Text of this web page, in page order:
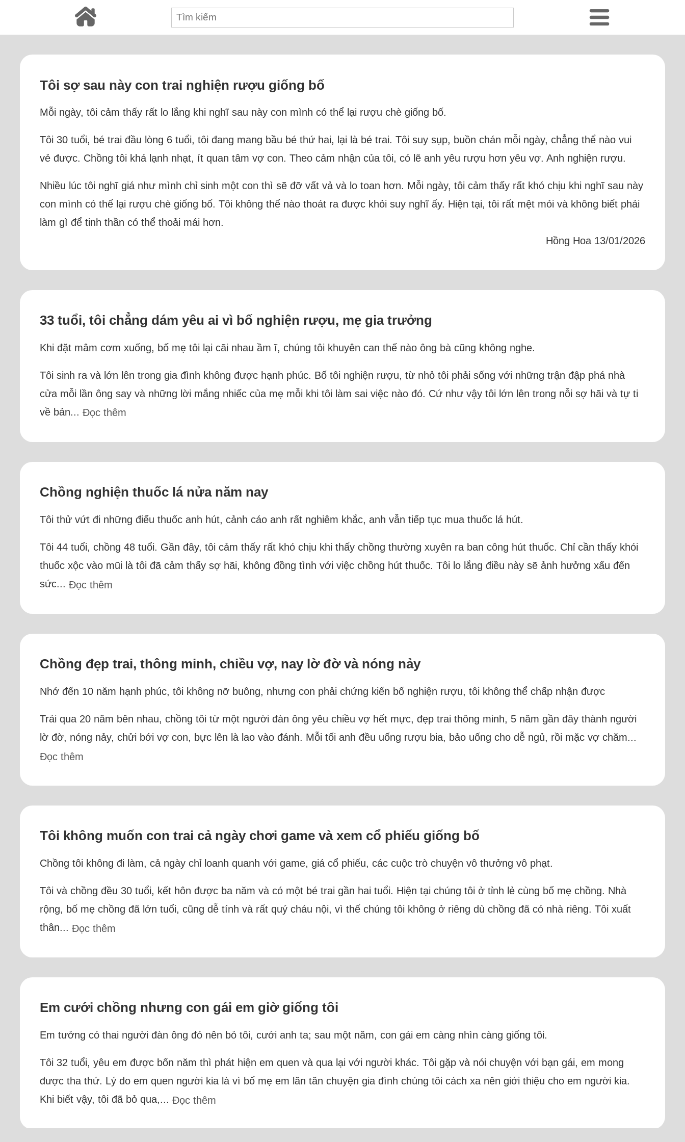
Tôi sợ sau này con trai nghiện rượu giống bố
Mỗi ngày, tôi cảm thấy rất lo lắng khi nghĩ sau này con mình có thể lại rượu chè giống bố.
Tôi 30 tuổi, bé trai đầu lòng 6 tuổi, tôi đang mang bầu bé thứ hai, lại là bé trai. Tôi suy sụp, buồn chán mỗi ngày, chẳng thể nào vui
vẻ được. Chồng tôi khá lạnh nhạt, ít quan tâm vợ con. Theo cảm nhận của tôi, có lẽ anh yêu rượu hơn yêu vợ. Anh nghiện rượu.
Nhiều lúc tôi nghĩ giá như mình chỉ sinh một con thì sẽ đỡ vất vả và lo toan hơn. Mỗi ngày, tôi cảm thấy rất khó chịu khi nghĩ sau này
con mình có thể lại rượu chè giống bố. Tôi không thể nào thoát ra được khỏi suy nghĩ ấy. Hiện tại, tôi rất mệt mỏi và không biết phải
làm gì để tinh thần có thể thoải mái hơn.
Hồng Hoa 13/01/2026
33 tuổi, tôi chẳng dám yêu ai vì bố nghiện rượu, mẹ gia trưởng
Khi đặt mâm cơm xuống, bố mẹ tôi lại cãi nhau ầm ĩ, chúng tôi khuyên can thế nào ông bà cũng không nghe.
Tôi sinh ra và lớn lên trong gia đình không được hạnh phúc. Bố tôi nghiện rượu, từ nhỏ tôi phải sống với những trận đập phá nhà
cửa mỗi lần ông say và những lời mắng nhiếc của mẹ mỗi khi tôi làm sai việc nào đó. Cứ như vậy tôi lớn lên trong nỗi sợ hãi và tự ti
về bản...Đọc thêm
Chồng nghiện thuốc lá nửa năm nay
Tôi thử vứt đi những điếu thuốc anh hút, cảnh cáo anh rất nghiêm khắc, anh vẫn tiếp tục mua thuốc lá hút.
Tôi 44 tuổi, chồng 48 tuổi. Gần đây, tôi cảm thấy rất khó chịu khi thấy chồng thường xuyên ra ban công hút thuốc. Chỉ cần thấy khói
thuốc xộc vào mũi là tôi đã cảm thấy sợ hãi, không đồng tình với việc chồng hút thuốc. Tôi lo lắng điều này sẽ ảnh hưởng xấu đến
sức...Đọc thêm
Chồng đẹp trai, thông minh, chiều vợ, nay lờ đờ và nóng nảy
Nhớ đến 10 năm hạnh phúc, tôi không nỡ buông, nhưng con phải chứng kiến bố nghiện rượu, tôi không thể chấp nhận được
Trải qua 20 năm bên nhau, chồng tôi từ một người đàn ông yêu chiều vợ hết mực, đẹp trai thông minh, 5 năm gần đây thành người
lờ đờ, nóng nảy, chửi bới vợ con, bực lên là lao vào đánh. Mỗi tối anh đều uống rượu bia, bảo uống cho dễ ngủ, rồi mặc vợ chăm...
Đọc thêm
Tôi không muốn con trai cả ngày chơi game và xem cổ phiếu giống bố
Chồng tôi không đi làm, cả ngày chỉ loanh quanh với game, giá cổ phiếu, các cuộc trò chuyện vô thưởng vô phạt.
Tôi và chồng đều 30 tuổi, kết hôn được ba năm và có một bé trai gần hai tuổi. Hiện tại chúng tôi ở tỉnh lẻ cùng bố mẹ chồng. Nhà
rộng, bố mẹ chồng đã lớn tuổi, cũng dễ tính và rất quý cháu nội, vì thế chúng tôi không ở riêng dù chồng đã có nhà riêng. Tôi xuất
thân...Đọc thêm
Em cưới chồng nhưng con gái em giờ giống tôi
Em tưởng có thai người đàn ông đó nên bỏ tôi, cưới anh ta; sau một năm, con gái em càng nhìn càng giống tôi.
Tôi 32 tuổi, yêu em được bốn năm thì phát hiện em quen và qua lại với người khác. Tôi gặp và nói chuyện với bạn gái, em mong
được tha thứ. Lý do em quen người kia là vì bố mẹ em lăn tăn chuyện gia đình chúng tôi cách xa nên giới thiệu cho em người kia.
Khi biết vậy, tôi đã bỏ qua,...Đọc thêm